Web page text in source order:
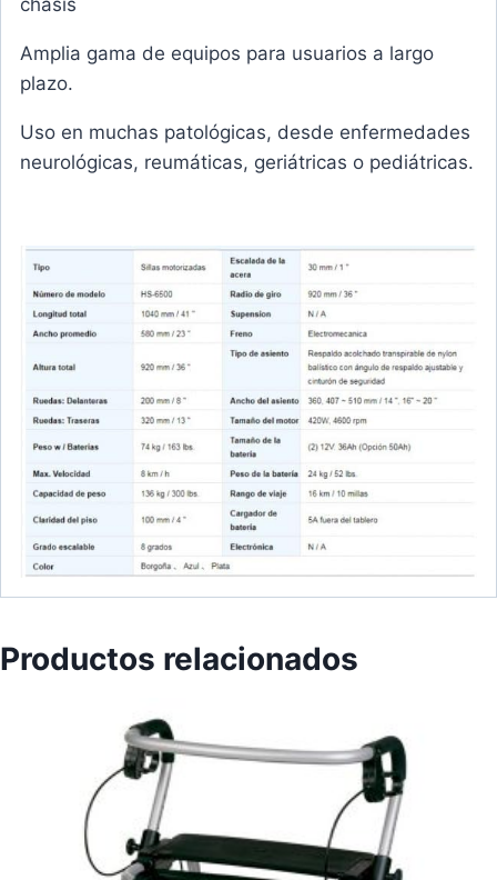
chasis
Amplia gama de equipos para usuarios a largo
plazo.
Uso en muchas patológicas, desde enfermedades
neurológicas, reumáticas, geriátricas o pediátricas.
Productos relacionados